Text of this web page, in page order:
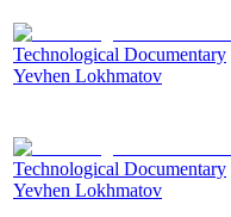
Technological Documentary
Yevhen Lokhmatov
Technological Documentary
Yevhen Lokhmatov